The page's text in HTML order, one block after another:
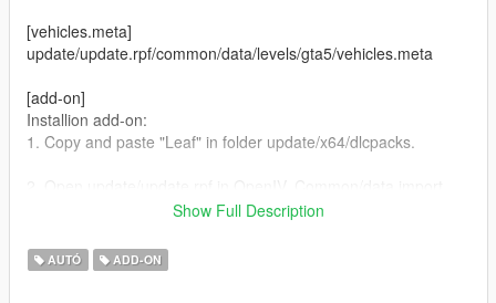
[vehicles.meta]
update/update.rpf/common/data/levels/gta5/vehicles.meta
[add-on]
Installion add-on:
1. Copy and paste "Leaf" in folder update/x64/dlcpacks.
'dlclist.xml', 'extratitleupdatedata.meta',
Spawn: Leaf
Show Full Description
AUTÓ ADD-ON